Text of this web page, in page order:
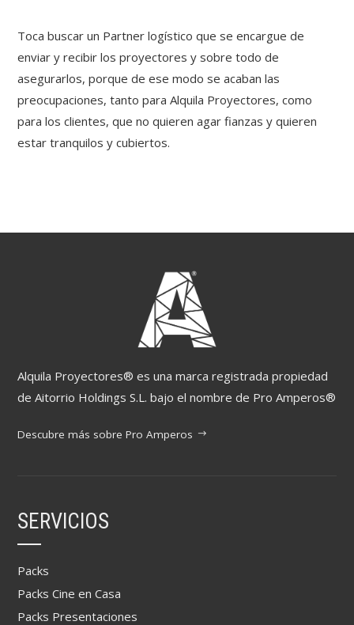
Toca buscar un Partner logístico que se encargue de
enviar y recibir los proyectores y sobre todo de
asegurarlos, porque de ese modo se acaban las
preocupaciones, tanto para Alquila Proyectores, como
para los clientes, que no quieren agar fianzas y quieren
estar tranquilos y cubiertos.
Alquila Proyectores® es una marca registrada propiedad
de Aitorrio Holdings S.L. bajo el nombre de Pro Amperos®
Descubre más sobre Pro Amperos
SERVICIOS
Packs
Packs Cine en Casa
Packs Presentaciones